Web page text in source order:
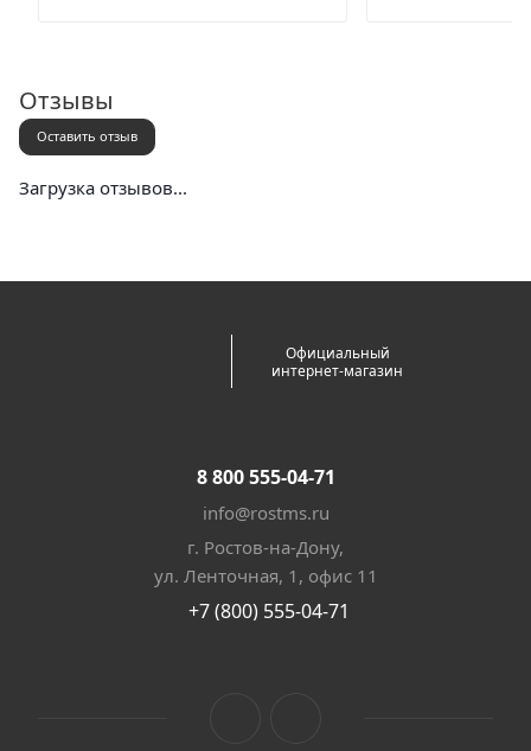
Отзывы
Оставить отзыв
Загрузка отзывов...
Официальный
интернет-магазин
8 800 555-04-71
info@rostms.ru
г. Ростов-на-Дону,
ул. Ленточная, 1, офис 11
+7 (800) 555-04-71